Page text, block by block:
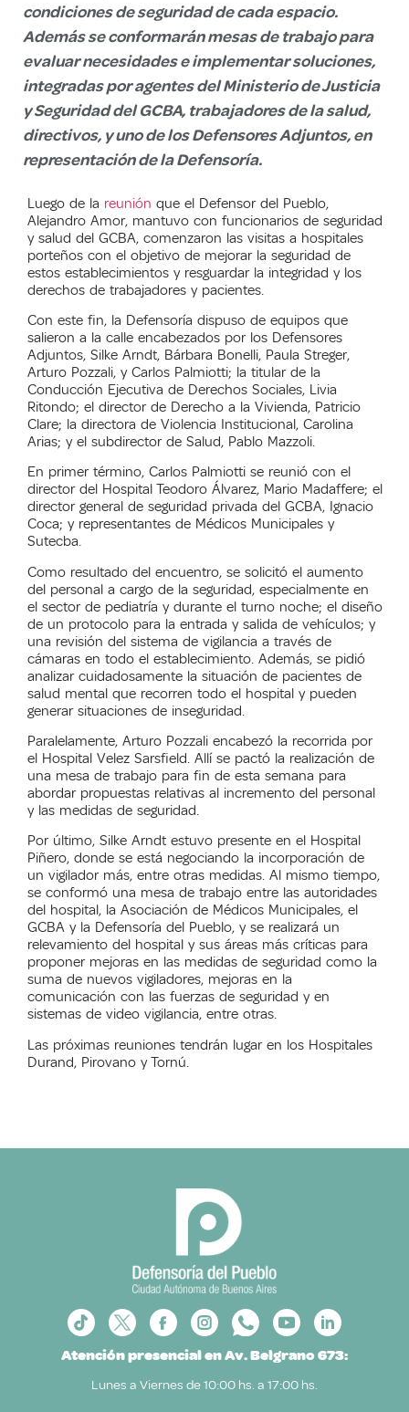
condiciones de seguridad de cada espacio.
Además se conformarán mesas de trabajo para
evaluar necesidades e implementar soluciones,
integradas por agentes del Ministerio de Justicia
y Seguridad del GCBA, trabajadores de la salud,
directivos, y uno de los Defensores Adjuntos, en
representación de la Defensoría.
Luego de la reunión que el Defensor del Pueblo,
Alejandro Amor, mantuvo con funcionarios de seguridad
y salud del GCBA, comenzaron las visitas a hospitales
porteños con el objetivo de mejorar la seguridad de
estos establecimientos y resguardar la integridad y los
derechos de trabajadores y pacientes.
Con este fin, la Defensoría dispuso de equipos que
salieron a la calle encabezados por los Defensores
Adjuntos, Silke Arndt, Bárbara Bonelli, Paula Streger,
Arturo Pozzali, y Carlos Palmiotti; la titular de la
Conducción Ejecutiva de Derechos Sociales, Livia
Ritondo; el director de Derecho a la Vivienda, Patricio
Clare; la directora de Violencia Institucional, Carolina
Arias; y el subdirector de Salud, Pablo Mazzoli.
En primer término, Carlos Palmiotti se reunió con el
director del Hospital Teodoro Álvarez, Mario Madaffere; el
director general de seguridad privada del GCBA, Ignacio
Coca; y representantes de Médicos Municipales y
Sutecba.
Como resultado del encuentro, se solicitó el aumento
del personal a cargo de la seguridad, especialmente en
el sector de pediatría y durante el turno noche; el diseño
de un protocolo para la entrada y salida de vehículos; y
una revisión del sistema de vigilancia a través de
cámaras en todo el establecimiento. Además, se pidió
analizar cuidadosamente la situación de pacientes de
salud mental que recorren todo el hospital y pueden
generar situaciones de inseguridad.
Paralelamente, Arturo Pozzali encabezó la recorrida por
el Hospital Velez Sarsfield. Allí se pactó la realización de
una mesa de trabajo para fin de esta semana para
abordar propuestas relativas al incremento del personal
y las medidas de seguridad.
Por último, Silke Arndt estuvo presente en el Hospital
Piñero, donde se está negociando la incorporación de
un vigilador más, entre otras medidas. Al mismo tiempo,
se conformó una mesa de trabajo entre las autoridades
del hospital, la Asociación de Médicos Municipales, el
GCBA y la Defensoría del Pueblo, y se realizará un
relevamiento del hospital y sus áreas más críticas para
proponer mejoras en las medidas de seguridad como la
suma de nuevos vigiladores, mejoras en la
comunicación con las fuerzas de seguridad y en
sistemas de video vigilancia, entre otras.
Las próximas reuniones tendrán lugar en los Hospitales
Durand, Pirovano y Tornú.
Atención presencial en Av. Belgrano 673:
Lunes a Viernes de 10:00 hs. a 17:00 hs.